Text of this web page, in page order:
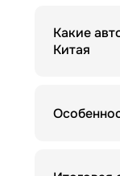
Какие
Китая